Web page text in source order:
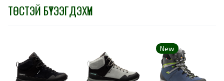
ТӨСТЭЙ БҮТЭЭГДЭХҮҮН
New